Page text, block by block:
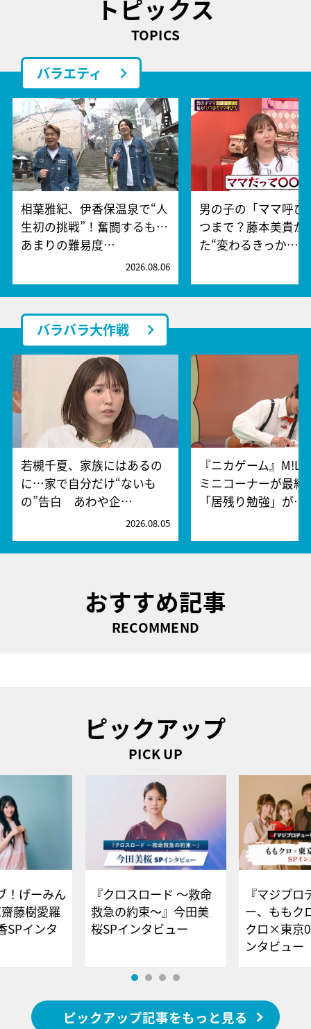
トピックス
TOPICS
バラエティ
相葉雅紀、伊香保温泉で“人
生初の挑戦”！奮闘するも…
あまりの難易度…
2026.08.06
男の子の「ママ呼び
つまで？藤本美貴が
た“変わるきっか…
バラバラ大作戦
若槻千夏、家族にはあるの
に…家で自分だけ“ないも
の”告白 あわや企…
2026.08.05
『ニカゲーム』
ミニコーナーが最終
「居残り勉強」が…
おすすめ記事
RECOMMEND
ピックアップ
PICK UP
！げーみん
藤樹愛羅
SPインタ
『クロスロード ～救命
救急の約束～』今田美
桜SPインタビュー
『マジプロ
ー、ももク
クロ×東京
ンタビュー
ピックアップ記事をもっと見る